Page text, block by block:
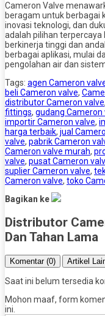
Cameron Valve
beragam untuk berbagai
inovasi teknologi, dan
adalah pilihan
berkinerja tinggi dan
berbagai aplikasi, mulai
pengolahan air dan
Tags: agen Cameron
beli Cameron valve,
distributor Cameron valve,
fittings, gudang Cameron
importir Cameron valve,
harga terbaik, jual
valve, pabrik Cameron
Cameron valve murah,
valve, pusat Cameron
suplier Cameron valve,
Cameron valve, toko
Bagikan ke
Distributor
Dan Tahan Lama
Komentar (0) Artikel
Saat ini belum tersedia
Mohon maaf, form
ini.